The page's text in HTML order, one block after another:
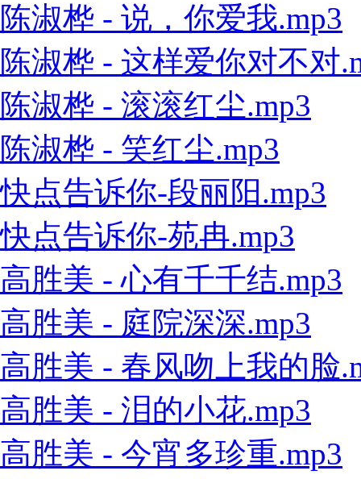
陈淑桦 - 说，你爱我.mp3
陈淑桦 - 这样爱你对不对
陈淑桦 - 滚滚红尘.mp3
陈淑桦 - 笑红尘.mp3
快点告诉你-段丽阳.mp3
快点告诉你-苑冉.mp3
高胜美 - 心有千千结.mp3
高胜美 - 庭院深深.mp3
高胜美 - 春风吻上我的脸
高胜美 - 泪的小花.mp3
高胜美 - 今宵多珍重.mp3